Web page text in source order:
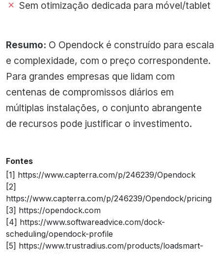
Sem otimização dedicada para móvel/tablet
Resumo: O Opendock é construído para escala
e complexidade, com o preço correspondente.
Para grandes empresas que lidam com
centenas de compromissos diários em
múltiplas instalações, o conjunto abrangente
de recursos pode justificar o investimento.
Fontes
[1] https://www.capterra.com/p/246239/Opendock
[2]
https://www.capterra.com/p/246239/Opendock/pricing
[3] https://opendock.com
[4] https://www.softwareadvice.com/dock-
scheduling/opendock-profile
[5] https://www.trustradius.com/products/loadsmart-